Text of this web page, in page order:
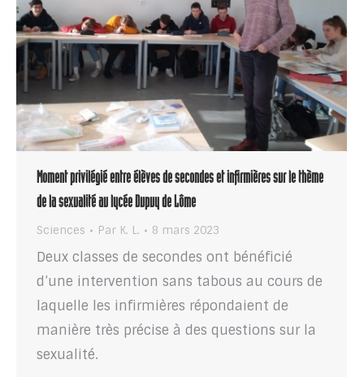
Moment privilégié entre élèves de secondes et infirmières sur le thème
de la sexualité au lycée Dupuy de Lôme
Sciences Par K. L. 8 mars 2023
Deux classes de secondes ont bénéficié
d’une intervention sans tabous au cours de
laquelle les infirmières répondaient de
manière très précise à des questions sur la
sexualité.